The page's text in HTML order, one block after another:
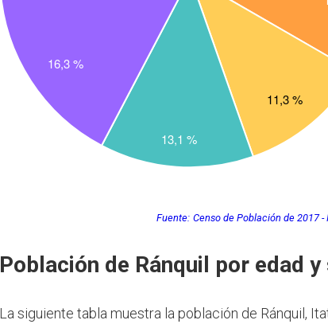
Fuente: Censo de Población de 2017 -
Población de Ránquil por edad
La siguiente tabla muestra la población de Ránquil,